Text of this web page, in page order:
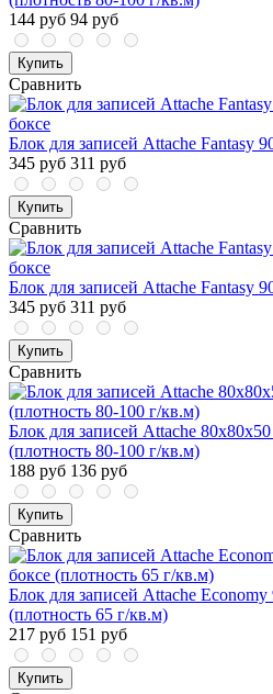
144 руб 94 руб
Купить
Сравнить
Блок для записей Attache Fantasy
345 руб 311 руб
Купить
Сравнить
Блок для записей Attache Fantasy
345 руб 311 руб
Купить
Сравнить
Блок для записей Attache
(плотность 80-100 г/кв.м)
188 руб 136 руб
Купить
Сравнить
Блок для записей Attache
(плотность 65 г/кв.м)
217 руб 151 руб
Купить